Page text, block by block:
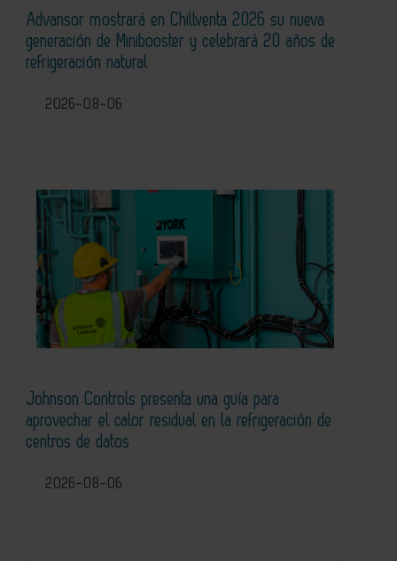
Advansor mostrará en Chillventa 2026 su nueva
generación de Minibooster y celebrará 20 años de
refrigeración natural
2026-08-06
Johnson Controls presenta una guía para
aprovechar el calor residual en la refrigeración de
centros de datos
2026-08-06